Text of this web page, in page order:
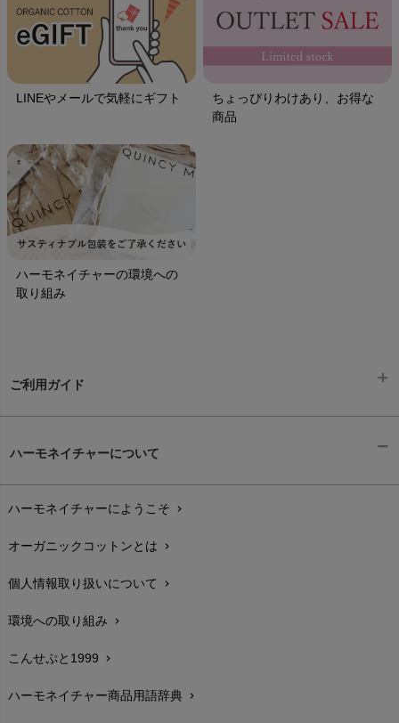
LINEやメールで気軽にギフト
ちょっぴりわけあり、お得な
商品
ハーモネイチャーの環境への
取り組み
ご利用ガイド
配送と送料chevron_right
在庫状況と発送予定chevron_right
サイズ・寸法chevron_right
生地・素材chevron_right
お手入れについて
レビューを書こうchevron_right
ハーモネイチャーについて
ハーモネイチャーにようこそ chevron_right
オーガニックコットンとは chevron_right
個人情報取り扱いについて chevron_right
環境への取り組み chevron_right
こんせぷと1999 chevron_right
ハーモネイチャー商品用語辞典 chevron_right